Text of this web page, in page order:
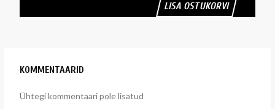
LISA OSTUKORVI
KOMMENTAARID
Ühtegi kommentaari pole lisatud